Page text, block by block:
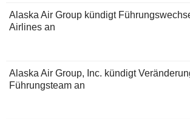
Alaska Air Group kündigt
Airlines an
Alaska Air Group, Inc. kündigt
Führungsteam an